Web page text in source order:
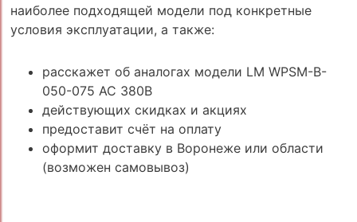
наиболее подходящей модели под конкретные
условия эксплуатации, а также:
расскажет об аналогах модели LM WPSM-B-
050-075 AC 380В
действующих скидках и акциях
предоставит счёт на оплату
оформит доставку в Воронеже или области
(возможен самовывоз)